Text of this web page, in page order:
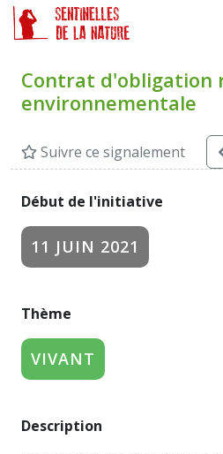
Contrat d'obligation
environnementale
Suivre ce signalement
Début de l'initiative
11 JUIN 2021
Thème
VIVANT
Description
Panneau de gestion des cookies